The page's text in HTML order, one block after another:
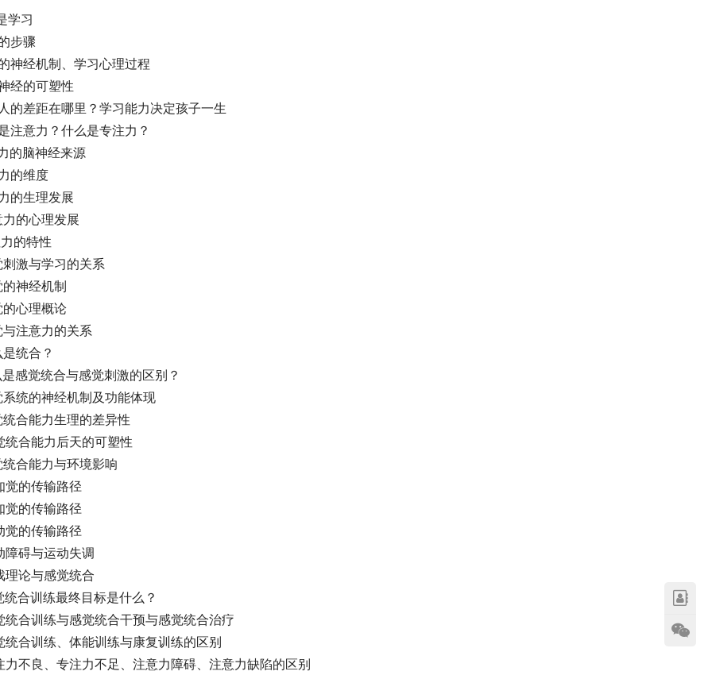
学习
步骤
神经机制、学习心理过程
经的可塑性
的差距在哪里？学习能力决定孩子一生
注意力？什么是专注力？
的脑神经来源
的维度
的生理发展
的心理发展
的特性
激与学习的关系
神经机制
心理概论
注意力的关系
统合？
感觉统合与感觉刺激的区别？
统的神经机制及功能体现
合能力生理的差异性
统合能力后天的可塑性
合能力与环境影响
觉的传输路径
觉的传输路径
觉的传输路径
障碍与运动失调
理论与感觉统合
合训练最终目标是什么？
统合训练与感觉统合干预与感觉统合治疗
统合训练、体能训练与康复训练的区别
力不良、专注力不足、注意力障碍、注意力缺陷的区别